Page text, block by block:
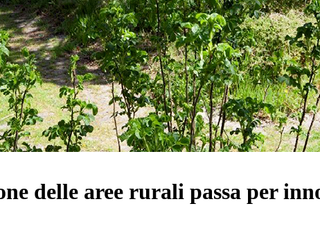
delle aree rurali passa per